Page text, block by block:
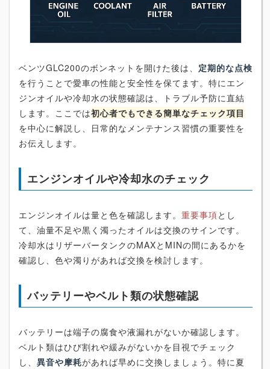
ベンツGLC200のボンネットを開けた後は、 定期的な点検
を行うことで愛車の性能と安全性を保てます。特にエン
ジンオイルや冷却水の状態確認は、トラブル予防に直結
します。ここでは初心者でもできる簡単なチェック項目
を中心に解説し、日常的なメンテナンス習慣の重要性を
お伝えします。
エンジンオイルや冷却水のチェック
エンジンオイルは量と色を確認します。 重要事項とし
て、油量不足や黒く濁ったオイルは交換のサインです。
冷却水はリザーバータンクのMAXとMINの間にあるかを
確認し、色や濁りがあれば交換を検討します。
バッテリーやベルト類の状態確認
バッテリーは端子の腐食や液漏れがないか確認します。
ベルト類はひび割れや緩みがないかを目視でチェック
し、 異音や摩耗があれば早めに交換しましょう。特に夏